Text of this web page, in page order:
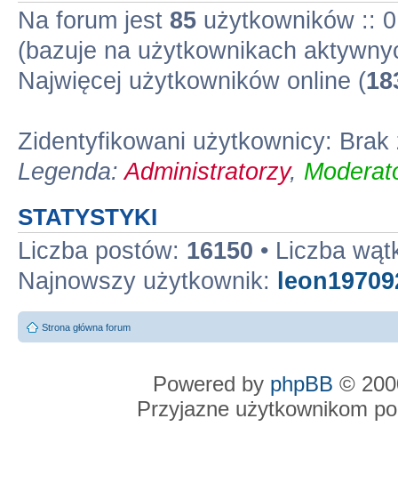
Na forum jest 85 użytkowników ::
(bazuje na użytkownikach
Najwięcej użytkowników online (
Zidentyfikowani użytkownicy:
Legenda:Administratorzy,
STATYSTYKI
Liczba postów: 16150 • Liczba
Najnowszy użytkownik:
Strona główna forum
Powered by phpBB ©
Przyjazne użytkownikom